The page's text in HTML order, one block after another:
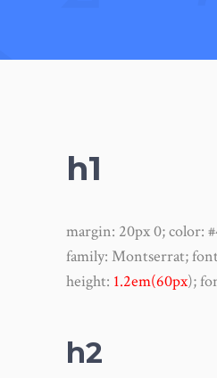
h1
margin: 20px 0;color:
family: Montserrat;
height: 1.2em(60px);
h2